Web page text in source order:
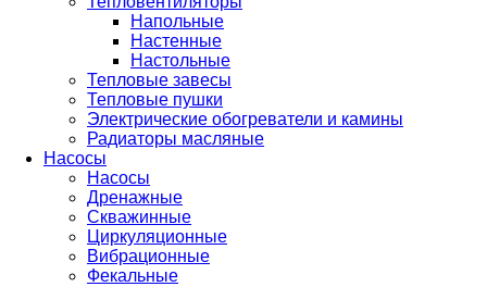
Напольные
Настенные
Настольные
Тепловые завесы
Тепловые пушки
Электрические обогреватели и камины
Радиаторы масляные
Насосы
Насосы
Дренажные
Скважинные
Циркуляционные
Вибрационные
Фекальные